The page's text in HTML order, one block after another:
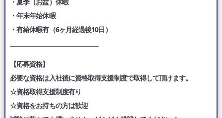
・夏季（お盆）休暇
・年末年始休暇
・有給休暇有（6ヶ月経過後10日）
【応募資格】
必要な資格は入社後に資格取得支援制度で取得して頂けます。
☆資格取得支援制度有り
☆資格をお持ちの方は歓迎